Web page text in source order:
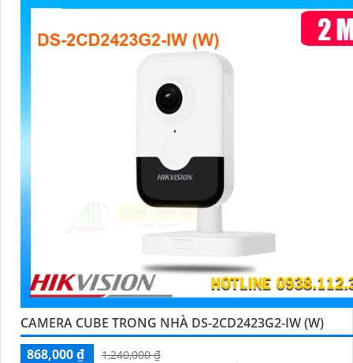
CAMERA CUBE TRONG NHÀ DS-2CD2423G2-IW (W)
868,000 ₫
1,240,000 ₫